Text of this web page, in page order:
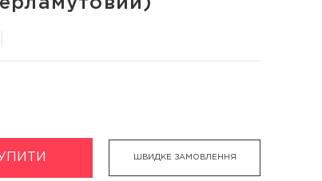
Хімічна завивка волосся
ШВИДКЕ ЗАМОВЛЕННЯ